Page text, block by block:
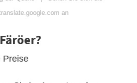
an
Preise